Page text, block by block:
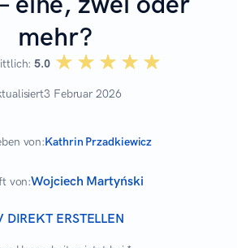
mehr?
5.0 ☆☆☆☆☆
★★★★★
3 Februar 2026
von:Kathrin Przadkiewicz
von:Wojciech Martyński
DIREKT ERSTELLEN